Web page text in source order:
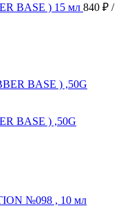
BASE ) 15 мл 840 ₽ /
BASE ) ,50G